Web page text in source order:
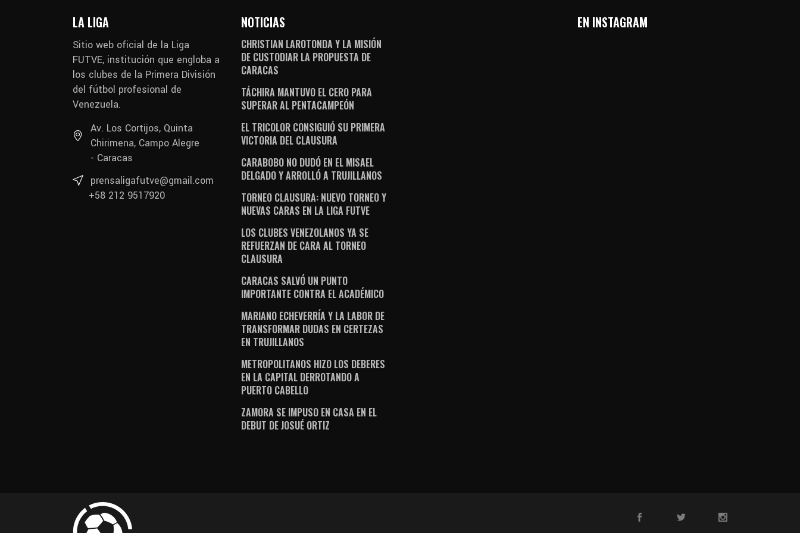
LA LIGA
Sitio web oficial de la Liga
FUTVE, institución que engloba a
los clubes de la Primera División
del fútbol profesional de
Venezuela.
Av. Los Cortijos, Quinta
Chirimena, Campo Alegre
- Caracas
prensaligafutve@gmail.com
+58 212 9517920
NOTICIAS
CHRISTIAN LAROTONDA Y LA MISIÓN
DE CUSTODIAR LA PROPUESTA DE
CARACAS
TÁCHIRA MANTUVO EL CERO PARA
SUPERAR AL PENTACAMPEÓN
EL TRICOLOR CONSIGUIÓ SU PRIMERA
VICTORIA DEL CLAUSURA
CARABOBO NO DUDÓ EN EL MISAEL
DELGADO Y ARROLLÓ A TRUJILLANOS
TORNEO CLAUSURA: NUEVO TORNEO Y
NUEVAS CARAS EN LA LIGA FUTVE
LOS CLUBES VENEZOLANOS YA SE
REFUERZAN DE CARA AL TORNEO
CLAUSURA
CARACAS SALVÓ UN PUNTO
IMPORTANTE CONTRA EL ACADÉMICO
MARIANO ECHEVERRÍA Y LA LABOR DE
TRANSFORMAR DUDAS EN CERTEZAS
EN TRUJILLANOS
METROPOLITANOS HIZO LOS DEBERES
EN LA CAPITAL DERROTANDO A
PUERTO CABELLO
ZAMORA SE IMPUSO EN CASA EN EL
DEBUT DE JOSUÉ ORTIZ
EN INSTAGRAM